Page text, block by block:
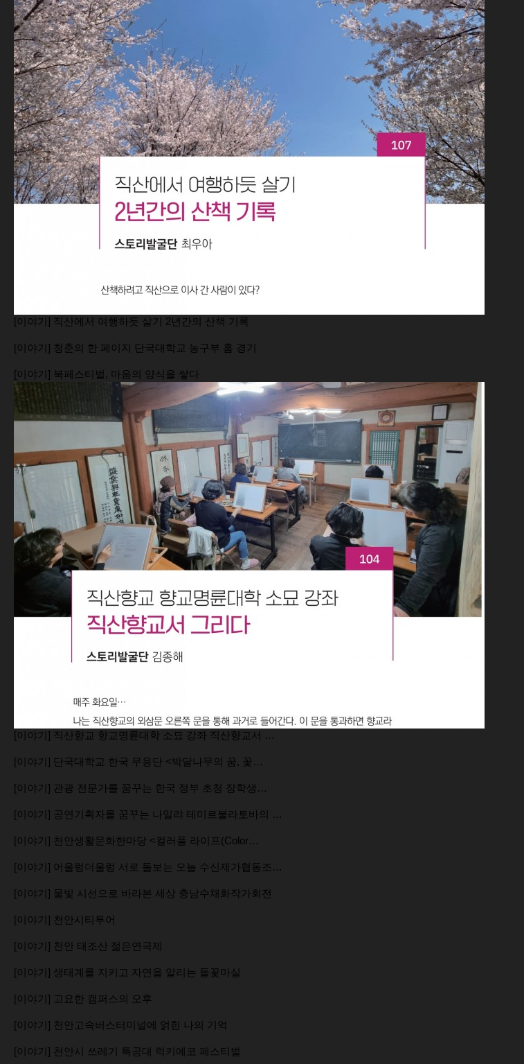
[이야기] 직산에서 여행하듯 살기 2년간의 산책 기록
[이야기] 청춘의 한 페이지 단국대학교 농구부 홈 경기
[이야기] 북페스티벌, 마음의 양식을 쌓다
[이야기] 직산향교 향교명륜대학 소묘 강좌 직산향교서 …
[이야기] 단국대학교 한국 무용단 <박달나무의 꿈, 꽃…
[이야기] 관광 전문가를 꿈꾸는 한국 정부 초청 장학생…
[이야기] 공연기획자를 꿈꾸는 나일랴 테미르불라토바의 …
[이야기] 천안생활문화한마당 <컬러풀 라이프(Color…
[이야기] 어울렁더울렁 서로 돌보는 오늘 수신제가협동조…
[이야기] 물빛 시선으로 바라본 세상 충남수채화작가회전
[이야기] 천안시티투어
[이야기] 천안 태조산 젊은연극제
[이야기] 생태계를 지키고 자연을 알리는 들꽃마실
[이야기] 고요한 캠퍼스의 오후
[이야기] 천안고속버스터미널에 얽힌 나의 기억
[이야기] 천안시 쓰레기 특공대 럭키에코 페스티벌